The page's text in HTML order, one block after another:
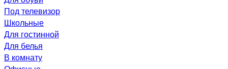
Под телевизор
Школьные
Для гостинной
Для белья
В комнату